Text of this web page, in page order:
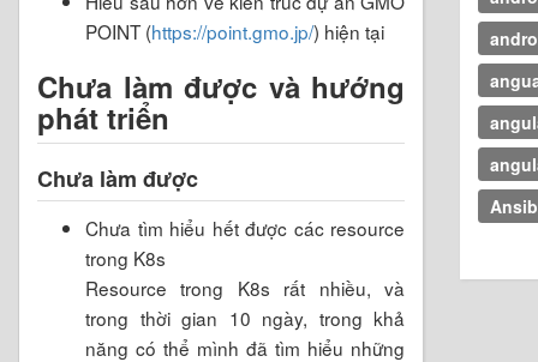
POINT (https://point.gmo.jp/) hiện tại
Chưa làm được và hướng
phát triển
Chưa làm được
Chưa tìm hiểu hết được các resource
trong K8s
Resource trong K8s rất nhiều, và
trong thời gian 10 ngày, trong khả
năng có thể mình đã tìm hiểu những